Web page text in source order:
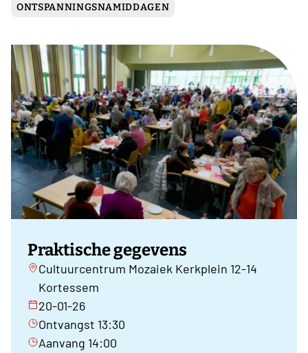
ONTSPANNINGSNAMIDDAGEN
Praktische gegevens
Cultuurcentrum Mozaiek Kerkplein 12-14
Kortessem
20-01-26
Ontvangst 13:30
Aanvang 14:00